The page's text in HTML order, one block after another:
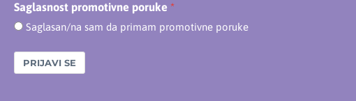
Saglasnost promotivne poruke
Saglasan/na sam da primam promotivne poruke
PRIJAVI SE